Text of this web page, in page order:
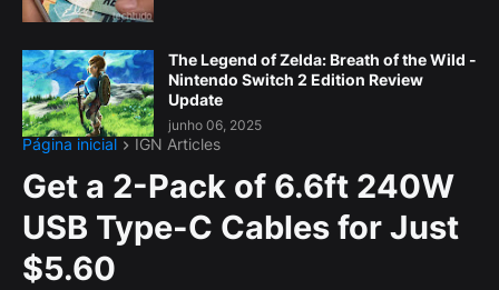
The Legend of Zelda: Breath of the Wild -
Nintendo Switch 2 Edition Review
Update
junho 06, 2025
Página inicial IGN Articles
Get a 2-Pack of 6.6ft 240W
USB Type-C Cables for Just
$5.60